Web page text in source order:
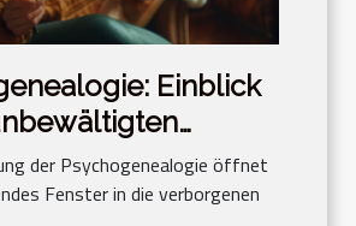
Einblick
des
der Psychogenealogie öffnet
Fenster in die verborgenen